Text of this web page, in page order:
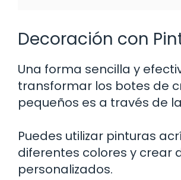
Decoración con
Una forma sencilla y
transformar los botes de
pequeños es a través de
Puedes utilizar pinturas
diferentes colores y crear
personalizados.